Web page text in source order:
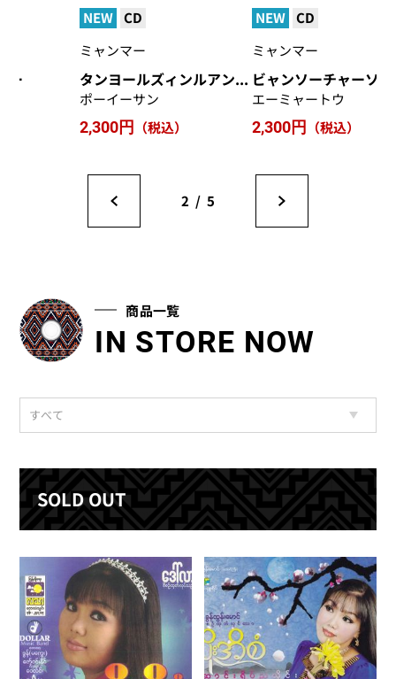
ミャンマー
ビャンソーチャーソムウェダーネ
エーミャートウ
（税込）
CD
ミャンマー
マウンアチッミャー
ニニ・ウィンシュウェ
2200円（税込）
2 / 5
商品一覧
IN STORE NOW
すべて
SOLD OUT